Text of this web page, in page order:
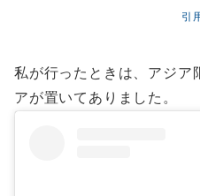
引
私が行ったときは、アジア
アが置いてありました。